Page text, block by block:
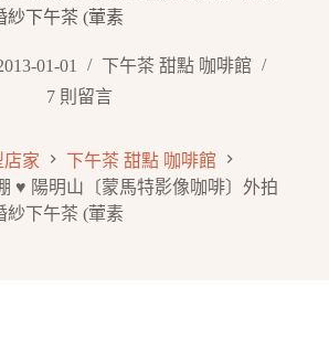
紗下午茶 (葷素
01-01
下午茶 甜點 咖啡館
7 則留言
店家
下午茶 甜點 咖啡館
♥ 陽明山〔蒙馬特影像咖啡〕外拍
紗下午茶 (葷素